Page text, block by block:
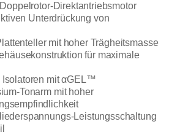
Direktantriebsmotor
Unterdrückung von
mit hoher Trägheitsmasse
für maximale
Isolatoren mit αGEL™
Tonarm mit hoher
Leistungsschaltung